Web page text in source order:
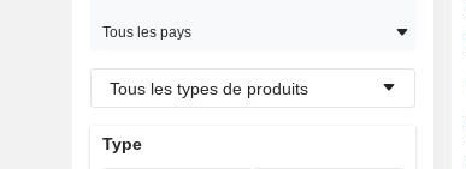
Tous les pays
Tous les types de produits
Type